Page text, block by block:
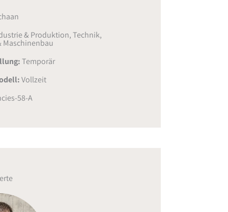
& Produktion,Technik,
Maschinenbau
Temporär
Vollzeit
58-A